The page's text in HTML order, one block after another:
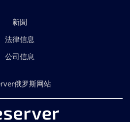
新聞
法律信息
公司信息
俄罗斯网站